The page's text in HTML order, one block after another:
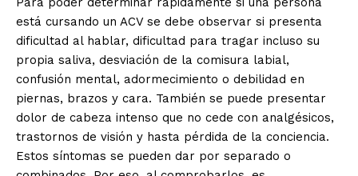
está cursando un ACV se debe observar si presenta
dificultad al hablar, dificultad para tragar incluso su
propia saliva, desviación de la comisura labial,
confusión mental, adormecimiento o debilidad en
piernas, brazos y cara. También se puede presentar
dolor de cabeza intenso que no cede con analgésicos,
trastornos de visión y hasta pérdida de la conciencia.
Estos síntomas se pueden dar por separado o